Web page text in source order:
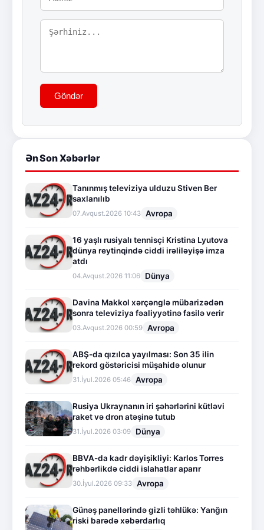
Göndər
Ən Son Xəbərlər
Tanınmış televiziya ulduzu Stiven Ber
saxlanılıb
07.Avqust.2026 10:43 Avropa
16 yaşlı rusiyalı tennisçi Kristina Lyutova
dünya reytinqində ciddi irəliləyişə imza
atdı
04.Avqust.2026 11:06 Dünya
Davina Makkol xərçənglə mübarizədən
sonra televiziya fəaliyyətinə fasilə verir
03.Avqust.2026 00:59 Avropa
ABŞ-da qızılca yayılması: Son 35 ilin
rekord göstəricisi müşahidə olunur
31.İyul.2026 05:46 Avropa
Rusiya Ukraynanın iri şəhərlərini kütləvi
raket və dron atəşinə tutub
31.İyul.2026 03:09 Dünya
BBVA-da kadr dəyişikliyi: Karlos Torres
rəhbərlikdə ciddi islahatlar aparır
30.İyul.2026 09:33 Avropa
Günəş panellərində gizli təhlükə: Yanğın
riski barədə xəbərdarlıq